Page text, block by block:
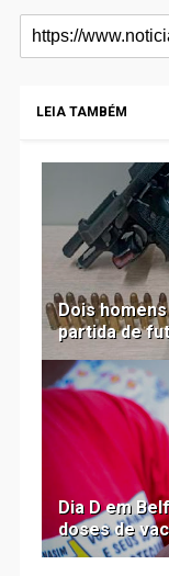
LEIA TAMBÉM
Dois
partida de
Dia D em
doses de